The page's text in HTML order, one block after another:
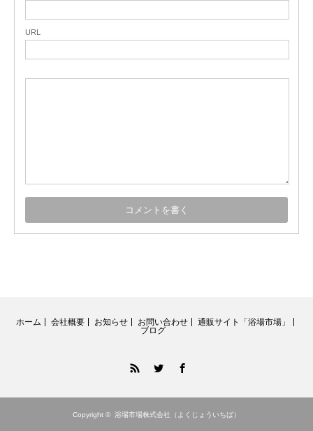
URL
ホーム 会社概要 お知らせ お問い合わせ
通販サイト「浴場市場」
ブログ
Facebook
Copyright © 浴場市場株式会社（よくじょういちば）